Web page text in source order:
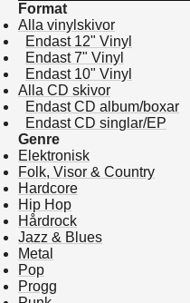
Format
Alla vinylskivor
Endast 12" Vinyl
Endast 7" Vinyl
Endast 10" Vinyl
Alla CD skivor
Endast CD album/boxar
Endast CD singlar/EP
Genre
Elektronisk
Folk, Visor & Country
Hardcore
Hip Hop
Hårdrock
Jazz & Blues
Metal
Pop
Progg